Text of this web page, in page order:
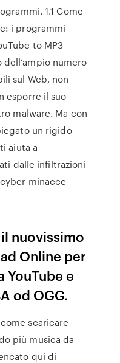
1.1 Come
i programmi
to MP3
numero
sul Web, non
esporre il suo
malware. Ma con
un rigido
aiuta a
dalle infiltrazioni
minacce
nuovissimo
Online per
YouTube e
od OGG.
scaricare
più musica da
qui di